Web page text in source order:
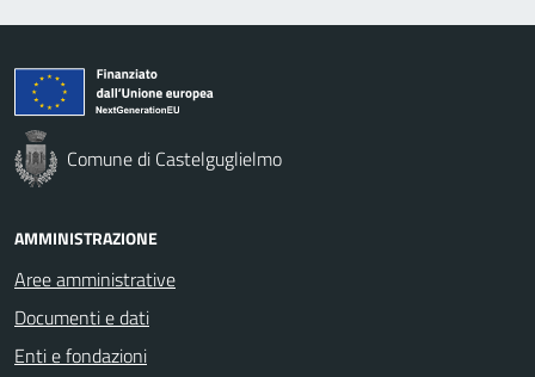
Comune di Castelguglielmo
AMMINISTRAZIONE
Aree amministrative
Documenti e dati
Enti e fondazioni